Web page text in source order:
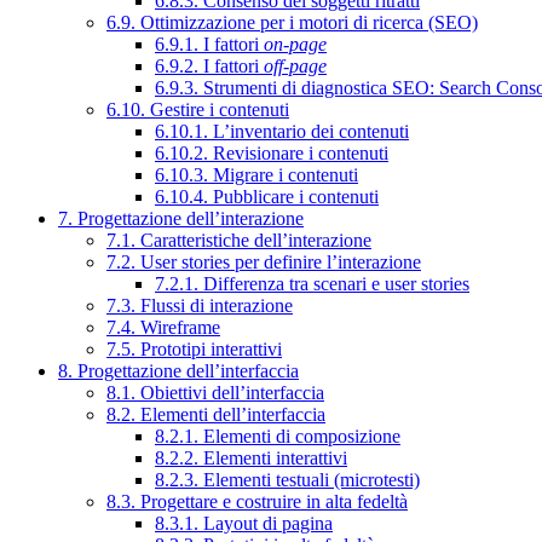
6.9. Ottimizzazione per i motori di ricerca (SEO)
6.9.1. I fattori on-page
6.9.2. I fattori off-page
6.9.3. Strumenti di diagnostica SEO: Search
6.10. Gestire i contenuti
6.10.1. L’inventario dei contenuti
6.10.2. Revisionare i contenuti
6.10.3. Migrare i contenuti
6.10.4. Pubblicare i contenuti
7. Progettazione dell’interazione
7.1. Caratteristiche dell’interazione
7.2. User stories per definire l’interazione
7.2.1. Differenza tra scenari e user stories
7.3. Flussi di interazione
7.4. Wireframe
7.5. Prototipi interattivi
8. Progettazione dell’interfaccia
8.1. Obiettivi dell’interfaccia
8.2. Elementi dell’interfaccia
8.2.1. Elementi di composizione
8.2.2. Elementi interattivi
8.2.3. Elementi testuali (microtesti)
8.3. Progettare e costruire in alta fedeltà
8.3.1. Layout di pagina